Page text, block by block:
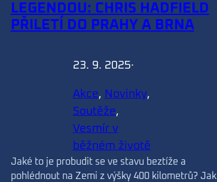
LEGENDOU: CHRIS HADFIELD
PŘILETÍ DO PRAHY A BRNA
23. 9. 2025·
Akce, Novinky
Soutěže
Vesmír v
běžném životě
Jaké to je probudit se ve stavu beztíže a
pohlédnout na Zemi z výšky 400 kilometrů? Jak